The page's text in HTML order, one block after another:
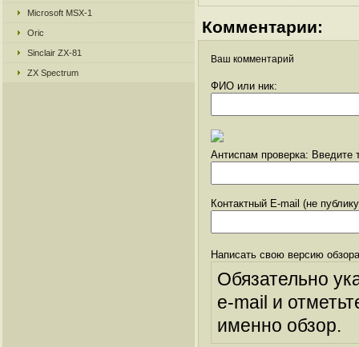
Microsoft MSX-1
Oric
Sinclair ZX-81
ZX Spectrum
Комментарии:
Ваш комментарий
ФИО или ник:
Антиспам проверка: Введите
Контактный E-mail (не
Написать свою версию
Обязательно
e-mail и
именно обзор.